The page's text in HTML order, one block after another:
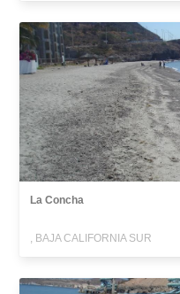
La Concha
, BAJA CALIFORNIA SUR